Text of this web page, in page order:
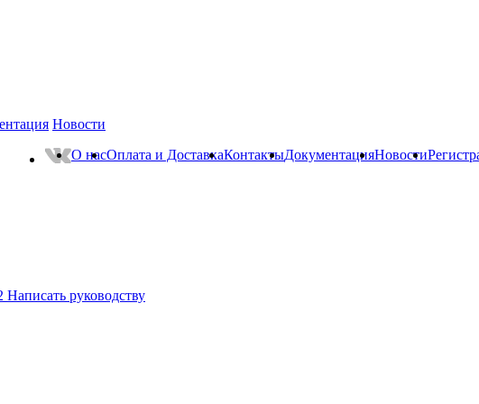
Новости
О насОплата и ДоставкаКонтактыДокументацияНовости
Написать руководству